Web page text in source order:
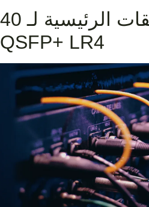
التطبيقات الرئيسية لـ 40G
QSFP+ LR4